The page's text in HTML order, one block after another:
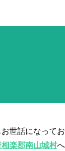
世話になって
楽郡南山城村へ